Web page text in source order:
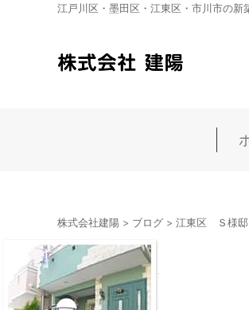
江戸川区・墨田区・江東区・市川市の
株式会社建陽 > ブログ > 江東区 Ｓ様邸